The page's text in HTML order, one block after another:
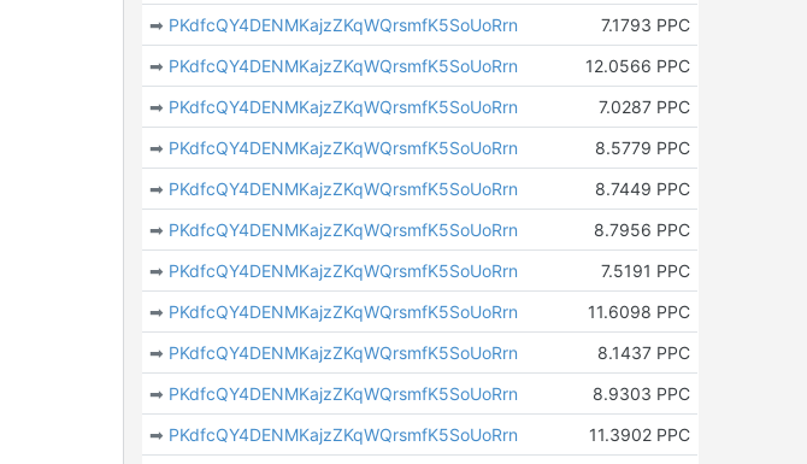
➡ PKdfcQY4DENMKajzZKqWQrsmfK5SoUoRrn
7.1793 PPC
➡ PKdfcQY4DENMKajzZKqWQrsmfK5SoUoRrn
12.0566 PPC
➡ PKdfcQY4DENMKajzZKqWQrsmfK5SoUoRrn
7.0287 PPC
➡ PKdfcQY4DENMKajzZKqWQrsmfK5SoUoRrn
8.5779 PPC
➡ PKdfcQY4DENMKajzZKqWQrsmfK5SoUoRrn
8.7449 PPC
➡ PKdfcQY4DENMKajzZKqWQrsmfK5SoUoRrn
8.7956 PPC
➡ PKdfcQY4DENMKajzZKqWQrsmfK5SoUoRrn
7.5191 PPC
➡ PKdfcQY4DENMKajzZKqWQrsmfK5SoUoRrn
11.6098 PPC
➡ PKdfcQY4DENMKajzZKqWQrsmfK5SoUoRrn
8.1437 PPC
➡ PKdfcQY4DENMKajzZKqWQrsmfK5SoUoRrn
8.9303 PPC
➡ PKdfcQY4DENMKajzZKqWQrsmfK5SoUoRrn
11.3902 PPC